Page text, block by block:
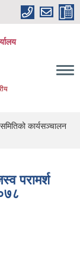
कार्यसञ्चालन
परामर्श